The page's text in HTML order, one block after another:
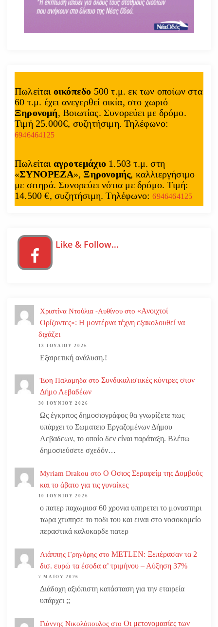
Πωλείται οικόπεδο 500 τ.μ. εκ των οποίων στα
60 τ.μ. έχει ανεγερθεί οικία, στο χωριό
Ξηρονομή, Βοιωτίας. Συνορεύει με δρόμο.
Τιμή 25.000€, συζητήσιμη. Τηλέφωνο:
6946464125
Πωλείται αγροτεμάχιο 1.503 τ.μ. στη
«ΣΥΝΟΡΕΖΑ», Ξηρονομής, καλλιεργήσιμο
με σιτηρά. Συνορεύει νότια με δρόμο. Τιμή:
14.500 €, συζητήσιμη. Τηλέφωνο:6946464125
Like & Follow…
Χριστίνα Ντούλια -Αυθίνου στο «Ανοιχτοί
Ορίζοντες»: Η μοντέρνα τέχνη εξακολουθεί να
διχάζει
13 ΙΟΥΛΊΟΥ 2026
Εξαιρετική ανάλυση.!
Έφη Παλαμηδα στο Συνδικαλιστικές κόντρες στον
Δήμο Λεβαδέων
30 ΙΟΥΝΊΟΥ 2026
Ως έγκριτος δημοσιογράφος θα γνωρίζετε πως
υπάρχει το Σωματειο Εργαζομένων Δήμου
Λεβαδεων, το οποίο δεν είναι παράταξη. Βλέπω
δημοσιεύσετε σχεδόν…
Myriam Drakou στο Ο Οσιος Σεραφείμ της Δομβούς
και το άβατο για τις γυναίκες
10 ΙΟΥΝΊΟΥ 2026
ο πατερ παχωμιοσ 60 χρονια υπηρετει το μοναστηρι
τωρα χτυπησε το ποδι του και ειναι στο νοσοκομείο
περαστικά καλοκαρδε πατερ
Λιάππης Γρηγόρης στο METLEN: Ξεπέρασαν τα 2
δισ. ευρώ τα έσοδα α’ τριμήνου – Αύξηση 37%
7 ΜΑΪ́ΟΥ 2026
Διάδοχη αξιόπιστη κατάσταση για την εταιρεία
υπάρχει ;;
Γιάννης Νικολόπουλος στο Οι μετονομασίες των